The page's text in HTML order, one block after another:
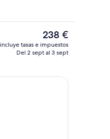
Sala para eventos
El
precio
actual
238 €
238 €
incluye tasas e impuestos
Del 2 sept al 3 sept